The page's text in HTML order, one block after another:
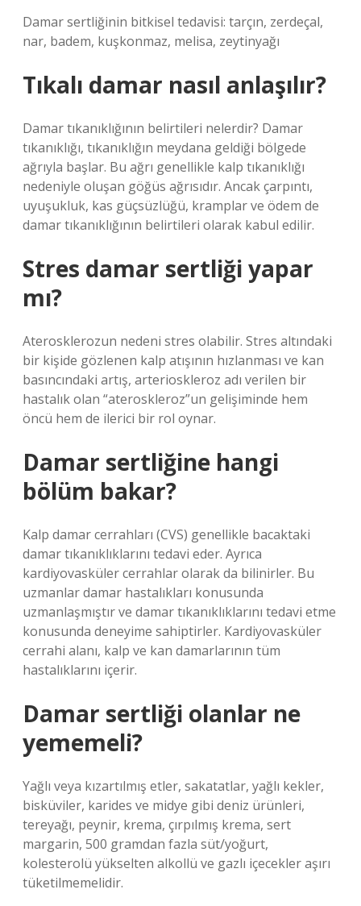
Damar sertliğinin bitkisel tedavisi: tarçın, zerdeçal,
nar, badem, kuşkonmaz, melisa, zeytinyağı
Tıkalı damar nasıl anlaşılır?
Damar tıkanıklığının belirtileri nelerdir? Damar
tıkanıklığı, tıkanıklığın meydana geldiği bölgede
ağrıyla başlar. Bu ağrı genellikle kalp tıkanıklığı
nedeniyle oluşan göğüs ağrısıdır. Ancak çarpıntı,
uyuşukluk, kas güçsüzlüğü, kramplar ve ödem de
damar tıkanıklığının belirtileri olarak kabul edilir.
Stres damar sertliği yapar
mı?
Aterosklerozun nedeni stres olabilir. Stres altındaki
bir kişide gözlenen kalp atışının hızlanması ve kan
basıncındaki artış, arterioskleroz adı verilen bir
hastalık olan “ateroskleroz”un gelişiminde hem
öncü hem de ilerici bir rol oynar.
Damar sertliğine hangi
bölüm bakar?
Kalp damar cerrahları (CVS) genellikle bacaktaki
damar tıkanıklıklarını tedavi eder. Ayrıca
kardiyovasküler cerrahlar olarak da bilinirler. Bu
uzmanlar damar hastalıkları konusunda
uzmanlaşmıştır ve damar tıkanıklıklarını tedavi etme
konusunda deneyime sahiptirler. Kardiyovasküler
cerrahi alanı, kalp ve kan damarlarının tüm
hastalıklarını içerir.
Damar sertliği olanlar ne
yememeli?
Yağlı veya kızartılmış etler, sakatatlar, yağlı kekler,
bisküviler, karides ve midye gibi deniz ürünleri,
tereyağı, peynir, krema, çırpılmış krema, sert
margarin, 500 gramdan fazla süt/yoğurt,
kolesterolü yükselten alkollü ve gazlı içecekler aşırı
tüketilmemelidir.